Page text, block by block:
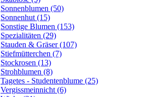
Sonnenblumen (50)
Sonnenhut (15)
Sonstige Blumen (153)
Spezialitäten (29)
Stauden & Gräser (107)
Stiefmütterchen (7)
Stockrosen (13)
Strohblumen (8)
Tagetes - Studentenblume (25)
Vergissmeinnicht (6)